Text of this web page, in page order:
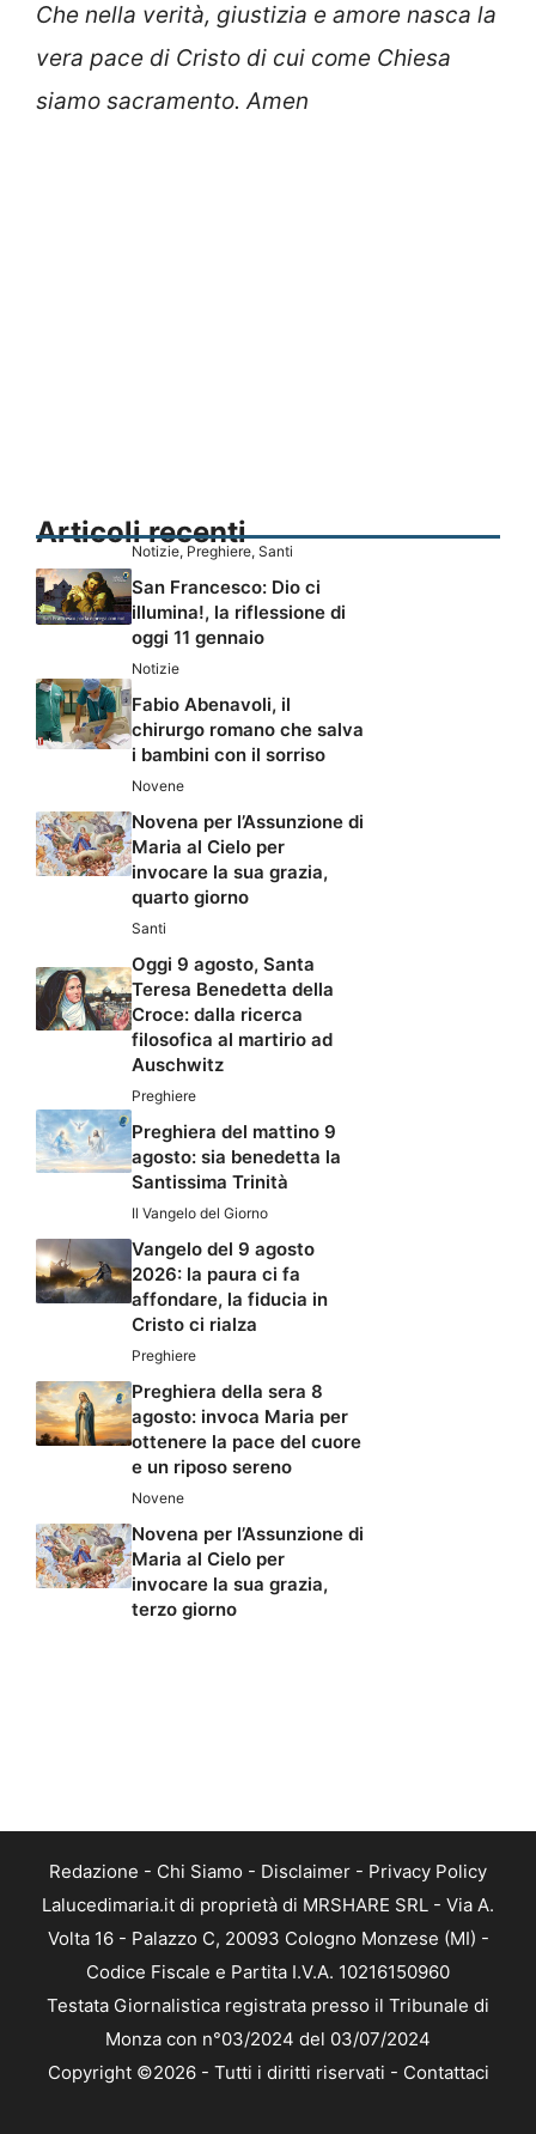
Che nella verità, giustizia e amore nasca la
vera pace di Cristo di cui come Chiesa
siamo sacramento. Amen
Articoli recenti
Notizie, Preghiere, Santi
San Francesco: Dio ci
illumina!, la riflessione di
oggi 11 gennaio
Notizie
Fabio Abenavoli, il
chirurgo romano che salva
i bambini con il sorriso
Novene
Novena per l’Assunzione di
Maria al Cielo per
invocare la sua grazia,
quarto giorno
Santi
Oggi 9 agosto, Santa
Teresa Benedetta della
Croce: dalla ricerca
filosofica al martirio ad
Auschwitz
Preghiere
Preghiera del mattino 9
agosto: sia benedetta la
Santissima Trinità
Il Vangelo del Giorno
Vangelo del 9 agosto
2026: la paura ci fa
affondare, la fiducia in
Cristo ci rialza
Preghiere
Preghiera della sera 8
agosto: invoca Maria per
ottenere la pace del cuore
e un riposo sereno
Novene
Novena per l’Assunzione di
Maria al Cielo per
invocare la sua grazia,
terzo giorno
Redazione - Chi Siamo - Disclaimer - Privacy Policy
Lalucedimaria.it di proprietà di MRSHARE SRL - Via A.
Volta 16 - Palazzo C, 20093 Cologno Monzese (MI) -
Codice Fiscale e Partita I.V.A. 10216150960
Testata Giornalistica registrata presso il Tribunale di
Monza con n°03/2024 del 03/07/2024
Copyright ©2026 - Tutti i diritti riservati - Contattaci